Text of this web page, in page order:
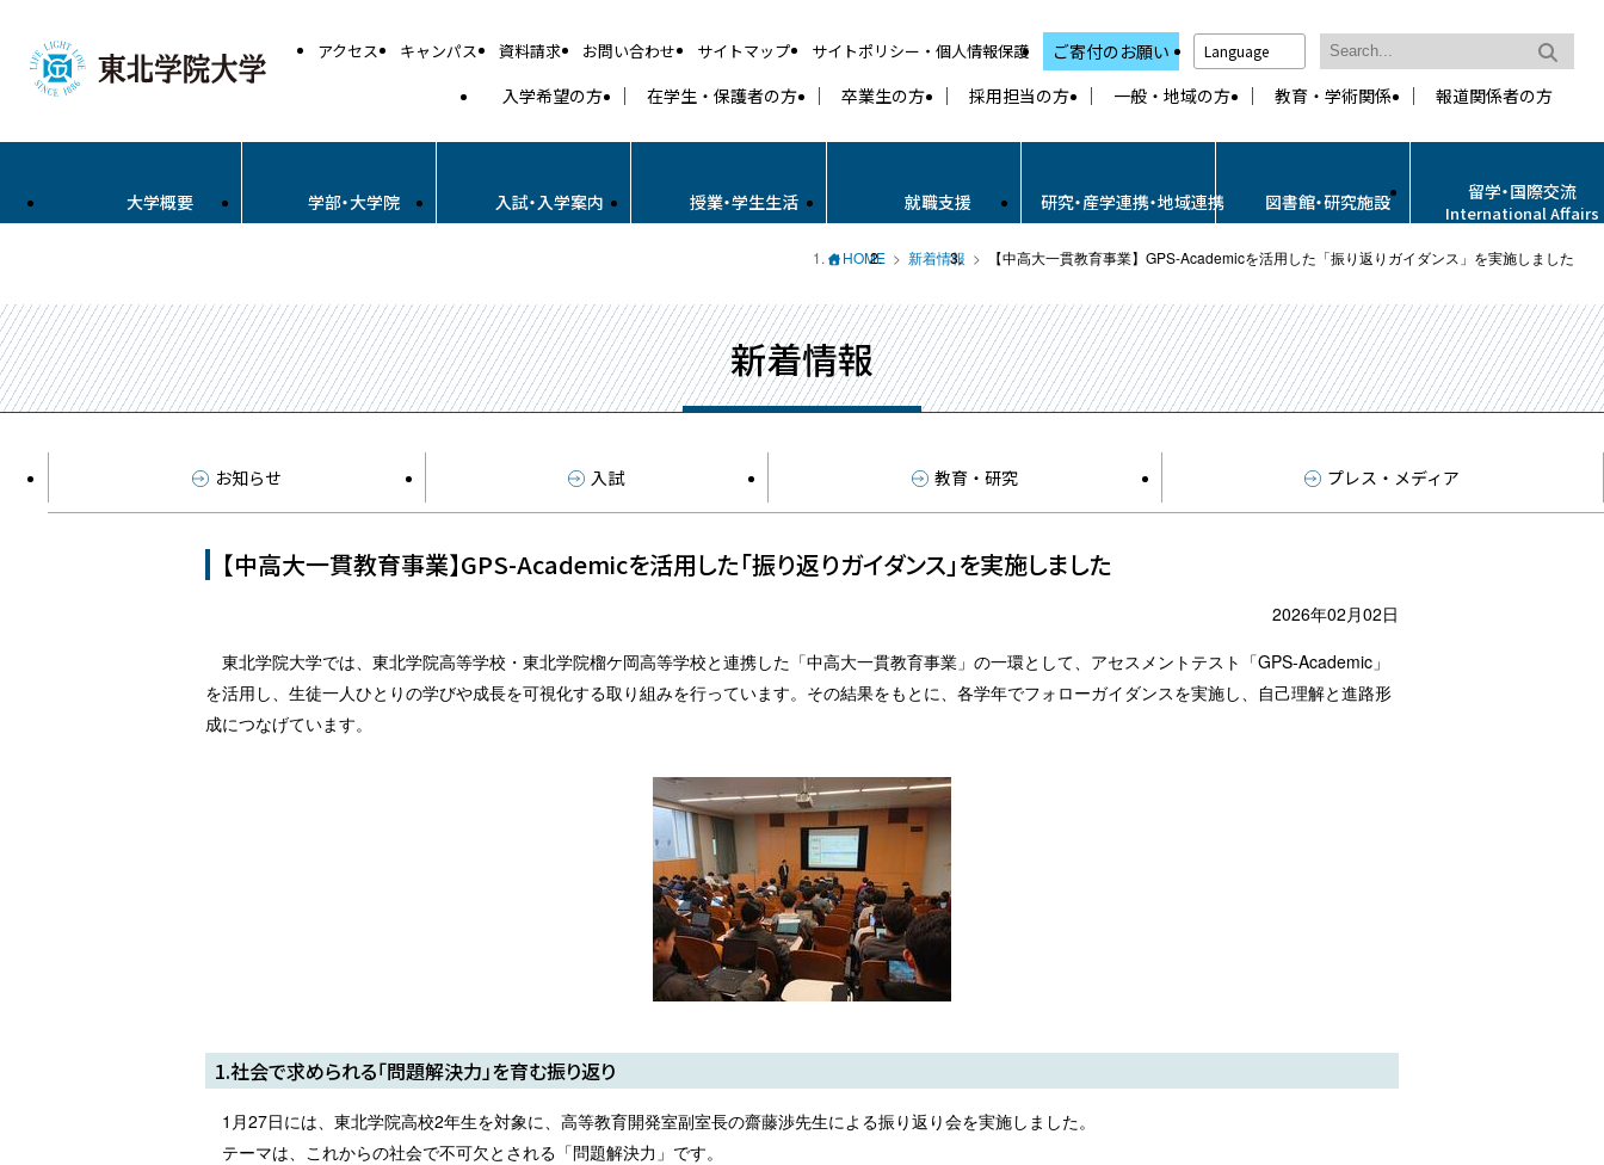
アクセス キャンパス 資料請求 お問い合わせ サイトマップ サイトポリシー・個人情報保護 ご寄付のお願い Language
入学希望の方 在学生・保護者の方 卒業生の方 採用担当の方 一般・地域の方 教育・学術関係 報道関係者の方
大学概要 学部・大学院 入試・入学案内 授業・学生生活 就職支援 研究・産学連携・地域連携 図書館・研究施設 留学・国際交流
International Affairs
HOME 新着情報 【中高大一貫教育事業】GPS-Academicを活用した「振り返りガイダンス」を実施しました
新着情報
お知らせ 入試 教育・研究 プレス・メディア
【中高大一貫教育事業】GPS-Academicを活用した「振り返りガイダンス」を実施しました
2026年02月02日
東北学院大学では、東北学院高等学校・東北学院榴ケ岡高等学校と連携した「中高大一貫教育事業」の一環として、アセスメントテスト「GPS-Academic」
を活用し、生徒一人ひとりの学びや成長を可視化する取り組みを行っています。その結果をもとに、各学年でフォローガイダンスを実施し、自己理解と進路形
成につなげています。
1.社会で求められる「問題解決力」を育む振り返り
1月27日には、東北学院高校2年生を対象に、高等教育開発室副室長の齋藤渉先生による振り返り会を実施しました。
テーマは、これからの社会で不可欠とされる「問題解決力」です。